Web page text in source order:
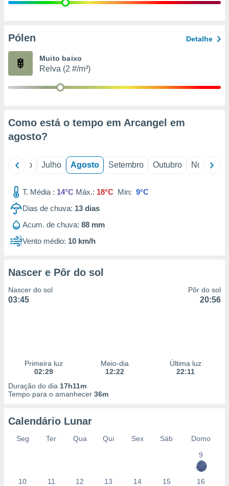
e
de
Pólen Detalhe
Muito baixo
Relva (2 #/m³)
Como está o tempo em Arcangel em
agosto?
Junho Julho Agosto Setembro Outubro Novembro
T. Média : 14°C Máx.: 18°C Min: 9°C
Dias de chuva: 13 dias
Acum. de chuva: 88 mm
Vento médio: 10 km/h
Nascer e Pôr do sol
Nascer do sol
03:45
Pôr do sol
20:56
Primeira luz
02:29
Meio-dia
12:22
Última luz
22:11
Duração do dia 17h11m
Tempo para o amanhecer 36m
Calendário Lunar
Seg Ter Qua Qui Sex Sáb
Domo
9
10 11 12 13 14 15 16